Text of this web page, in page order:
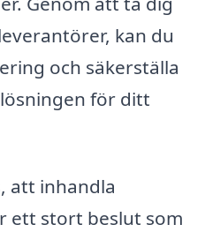
kan du
och säkerställa
för ditt
att inhandla
ett stort beslut som